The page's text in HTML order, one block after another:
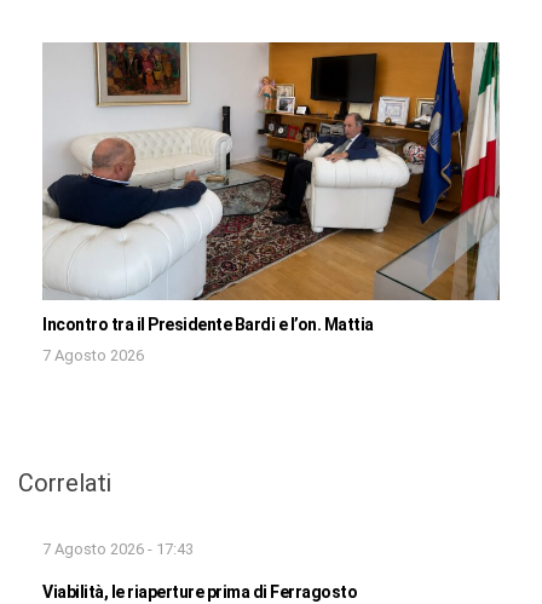
Incontro tra il Presidente Bardi e l’on. Mattia
7 Agosto 2026
Correlati
7 Agosto 2026 - 17:43
Viabilità, le riaperture prima di Ferragosto